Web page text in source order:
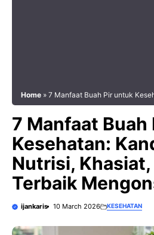
Home » 7 Manfaat Buah Pir untuk
7 Manfaat
Kesehatan:
Nutrisi, Khasiat,
Terbaik
ijankaris 10 March 2026 KESEHATAN